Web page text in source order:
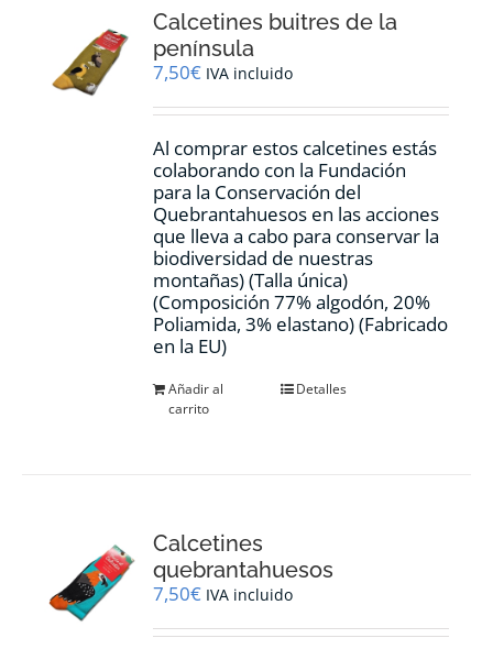
Calcetines buitres de la
península
7,50€ IVA incluido
Al comprar estos calcetines estás
colaborando con la Fundación
para la Conservación del
Quebrantahuesos en las acciones
que lleva a cabo para conservar la
biodiversidad de nuestras
montañas) (Talla única)
(Composición 77% algodón, 20%
Poliamida, 3% elastano) (Fabricado
en la EU)
Añadir al
carrito
Detalles
Calcetines
quebrantahuesos
7,50€ IVA incluido